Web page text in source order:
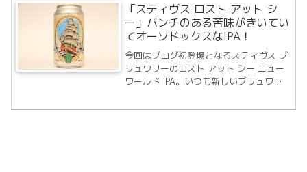
「スティヴス ロスト アット シ
ー」パンチのある苦味がきいてい
てオーソドックスなIPA！
今回はブログ初登場となるスティヴス ブ
リュワリーのロスト アット シー ニュー
ワールド IPA。いつも新しいブリュワリ
ろうとワクワクしてたまりません。そし